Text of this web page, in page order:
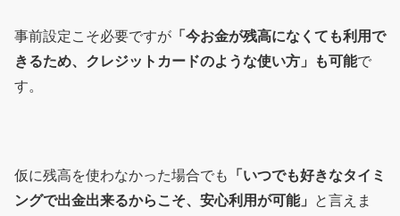
事前設定こそ必要ですが 「今お金が残高になくても利用で
きるため、クレジットカードのような使い方」も可能で
す。
仮に残高を使わなかった場合でも
「いつでも好きなタイミ
ングで出金出来るからこそ、安心利用が可能」
と言えま